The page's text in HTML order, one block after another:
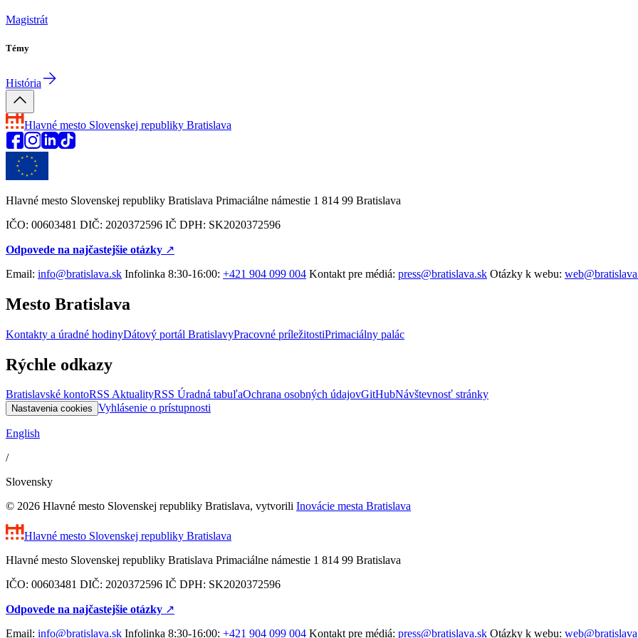
Magistrát
Témy
História
Hlavné mesto Slovenskej republiky Bratislava
Hlavné mesto Slovenskej republiky Bratislava Primaciálne námestie 1 814 99 Bratislava
IČO: 00603481 DIČ: 2020372596 IČ DPH: SK2020372596
Odpovede na najčastejšie otázky ↗︎
Email: info@bratislava.sk Infolinka 8:30-16:00: +421 904 099 004 Kontakt pre médiá: press@bratislava.sk Otázky k webu:
Mesto Bratislava
Kontakty a úradné hodinyDátový portál BratislavyPracovné príležitostiPrimaciálny palác
Rýchle odkazy
Bratislavské kontoRSS AktualityRSS Úradná tabuľaOchrana osobných údajovGitHubNávštevnosť stránky
Nastavenia cookies Vyhlásenie o prístupnosti
English
/
Slovensky
© 2026 Hlavné mesto Slovenskej republiky Bratislava, vytvorili Inovácie mesta Bratislava
Hlavné mesto Slovenskej republiky Bratislava
Hlavné mesto Slovenskej republiky Bratislava Primaciálne námestie 1 814 99 Bratislava
IČO: 00603481 DIČ: 2020372596 IČ DPH: SK2020372596
Odpovede na najčastejšie otázky ↗︎
Email: info@bratislava.sk Infolinka 8:30-16:00: +421 904 099 004 Kontakt pre médiá: press@bratislava.sk Otázky k webu: